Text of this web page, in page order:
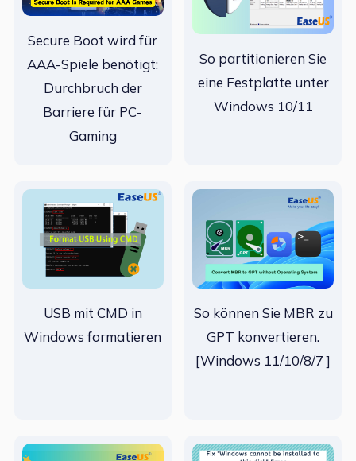
Secure Boot wird für
AAA-Spiele benötigt:
Durchbruch der
Barriere für PC-
Gaming
So partitionieren Sie
eine Festplatte unter
Windows 10/11
USB mit CMD in
Windows formatieren
So können Sie MBR zu
GPT konvertieren.
[Windows 11/10/8/7 ]